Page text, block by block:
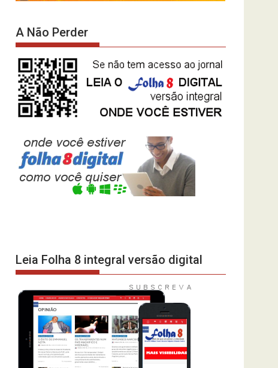
A Não Perder
Leia Folha 8 integral versão digital